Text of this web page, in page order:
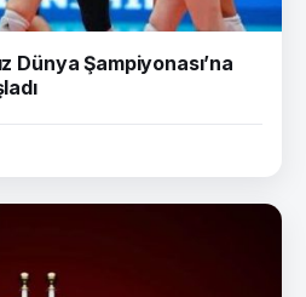
Dünya Şampiyonası’na